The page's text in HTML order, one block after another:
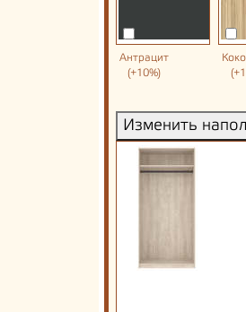
Антрацит
(+10%)
Изменить